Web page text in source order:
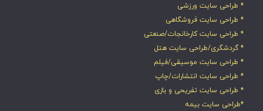
* طراحی سایت ورزشی
* طراحی سایت فروشگاهی
* طراحی سایت کارخانجات/صنعتی
* گردشگری/طراحی سایت هتل
* طراحی سایت موسیقی/فیلم
* طراحی سایت انتشارات/چاپ
* طراحی سایت تفریحی و بازی
*طراحی سایت بیمه